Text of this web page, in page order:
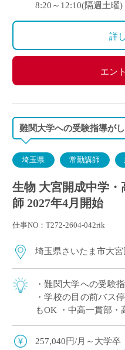
初年度：3.69カ月(6月
2年目以降：5.3カ月
・昇給あり
・交通費別途支給
8:20～12:10(隔週土曜)
詳
エン
難関大学への受験指導が
埼玉県 常勤講師
生物 大宮開成中学
師 2027年4月開始
仕事NO：T272-2604-042rik
埼玉県さいたま市大宮
・難関大学への受験
・学校の目の前バス
もOK ・中高一貫部・
にした指導を展開
257,040円/月～大学卒